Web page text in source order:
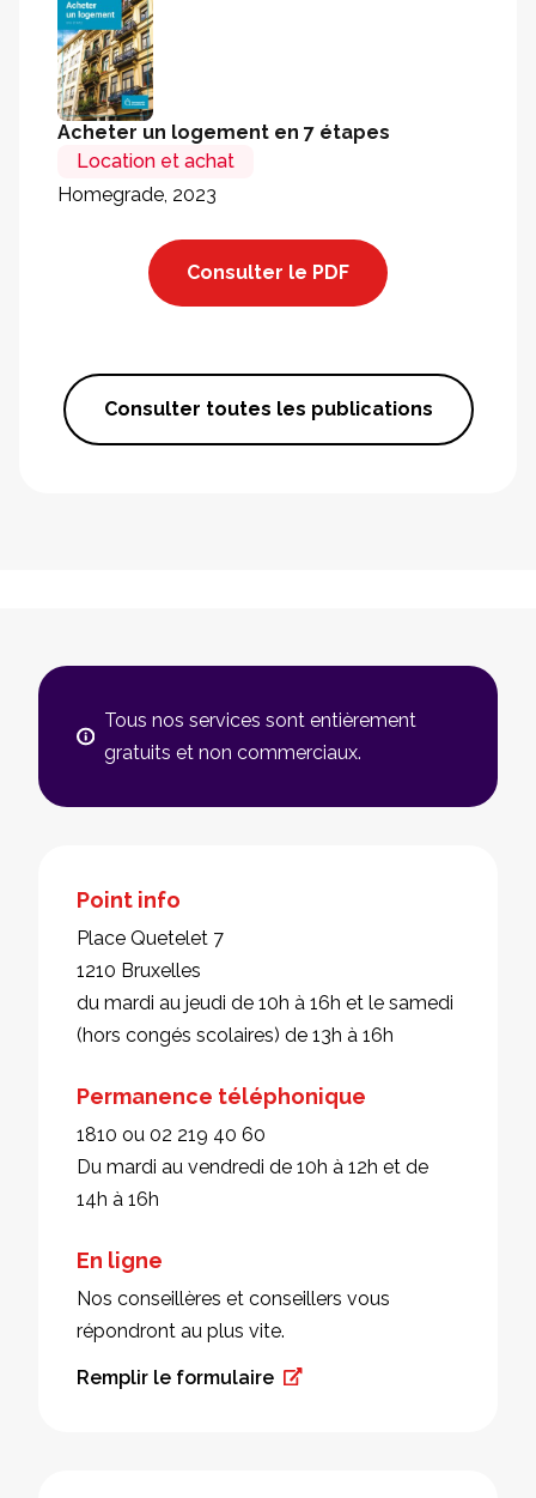
Acheter un logement en 7 étapes
Location et achat
Homegrade, 2023
Consulter le PDF
Consulter toutes les publications
Tous nos services sont entièrement
gratuits et non commerciaux.
Point info
Place Quetelet 7
1210 Bruxelles
du mardi au jeudi de 10h à 16h et le samedi
(hors congés scolaires) de 13h à 16h
Permanence téléphonique
1810 ou 02 219 40 60
Du mardi au vendredi de 10h à 12h et de
14h à 16h
En ligne
Nos conseillères et conseillers vous
répondront au plus vite.
Remplir le formulaire